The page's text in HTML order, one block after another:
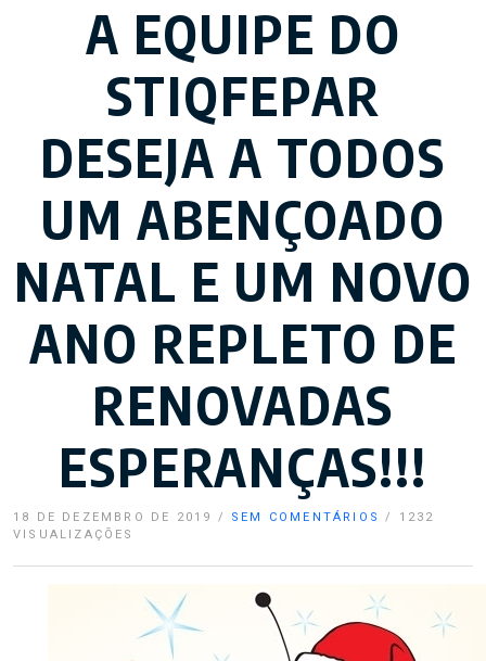
A EQUIPE DO
STIQFEPAR
DESEJA A TODOS
UM ABENÇOADO
NATAL E UM NOVO
ANO REPLETO DE
RENOVADAS
ESPERANÇAS!!!
18 DE DEZEMBRO DE 2019 / SEM COMENTÁRIOS /
1232
VISUALIZAÇÕES